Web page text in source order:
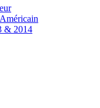
& 2014